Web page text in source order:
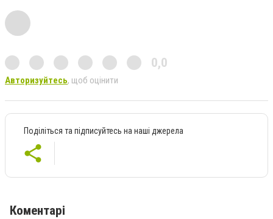
0,0
Авторизуйтесь, щоб оцінити
Поділіться та підписуйтесь на наші джерела
Коментарі